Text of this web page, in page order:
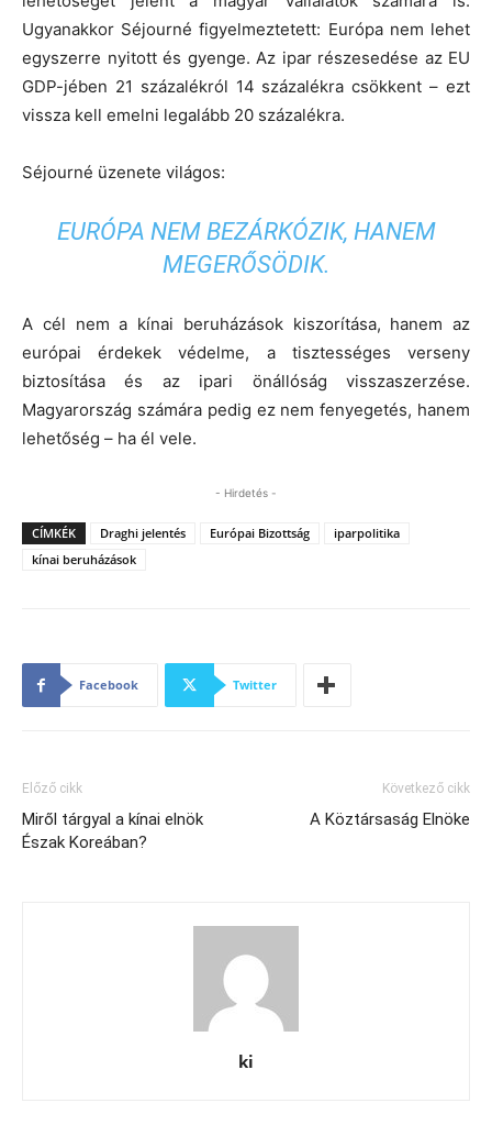
Ugyanakkor Séjourné figyelmeztetett: Európa nem lehet
egyszerre nyitott és gyenge. Az ipar részesedése az EU
GDP-jében 21 százalékról 14 százalékra csökkent – ezt
vissza kell emelni legalább 20 százalékra.
Séjourné üzenete világos:
EURÓPA NEM BEZÁRKÓZIK, HANEM
MEGERŐSÖDIK.
A cél nem a kínai beruházások kiszorítása, hanem az
európai érdekek védelme, a tisztességes verseny
biztosítása és az ipari önállóság visszaszerzése.
Magyarország számára pedig ez nem fenyegetés, hanem
lehetőség – ha él vele.
- Hirdetés -
CÍMKÉK Draghi jelentés Európai Bizottság
iparpolitika
kínai beruházások
Facebook Twitter
Előző cikk
Miről tárgyal a kínai elnök
Észak Koreában?
Következő cikk
A Köztársaság Elnöke
ki